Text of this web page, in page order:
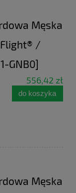
Męska
/
GNB0]
556,42 zł
do koszyka
Męska